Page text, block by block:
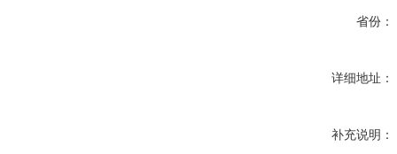
省份：
详细地址：
补充说明：